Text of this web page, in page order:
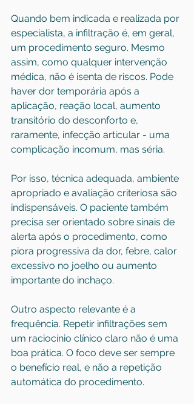
Quando bem indicada e realizada por
especialista, a infiltração é, em geral,
um procedimento seguro. Mesmo
assim, como qualquer intervenção
médica, não é isenta de riscos. Pode
haver dor temporária após a
aplicação, reação local, aumento
transitório do desconforto e,
raramente, infecção articular - uma
complicação incomum, mas séria.
Por isso, técnica adequada, ambiente
apropriado e avaliação criteriosa são
indispensáveis. O paciente também
precisa ser orientado sobre sinais de
alerta após o procedimento, como
piora progressiva da dor, febre, calor
excessivo no joelho ou aumento
importante do inchaço.
Outro aspecto relevante é a
frequência. Repetir infiltrações sem
um raciocínio clínico claro não é uma
boa prática. O foco deve ser sempre
o benefício real, e não a repetição
automática do procedimento.